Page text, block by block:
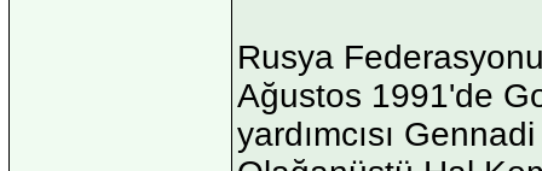
Rusya
Ağustos 1991'de
yardımcısı